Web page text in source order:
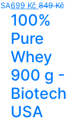
699 Kč 849 Kč
100%
Pure
Whey
900 g -
Biotech
USA